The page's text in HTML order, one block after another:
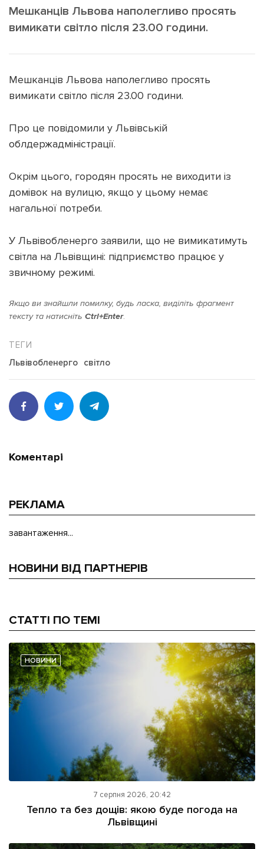
[email protected] Реклама на сайті
Наші соц мережі
Підтримати dyvys.info
Мешканців Львова наполегливо просять
вимикати світло після 23.00 години.
Мешканців Львова наполегливо просять
вимикати світло після 23.00 години.
Про це повідомили у Львівській
облдержадміністрації.
Окрім цього, городян просять не виходити із
домівок на вулицю, якщо у цьому немає
нагальної потреби.
У Львівобленерго заявили, що не вимикатимуть
світла на Львівщині: підприємство працює у
звичному режимі.
Якщо ви знайшли помилку, будь ласка, виділіть фрагмент
тексту та натисніть Ctrl+Enter.
Львівобленерго світло
Коментарі
РЕКЛАМА
завантаження...
НОВИНИ ВІД ПАРТНЕРІВ
СТАТТІ ПО ТЕМІ
НОВИНИ
7 серпня 2026, 20:42
Тепло та без дощів: якою буде погода на
Львівщині